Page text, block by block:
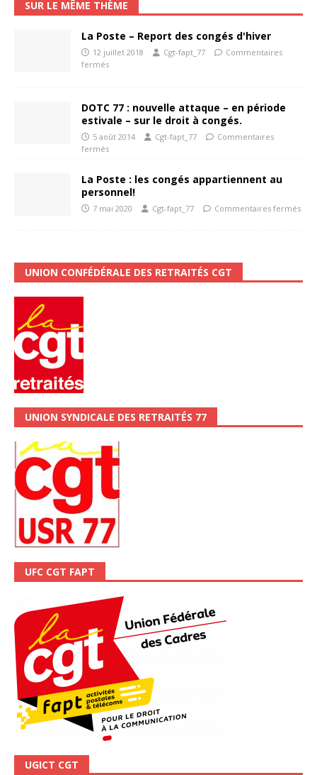
SUR LE MÊME THÈME
La Poste – Report des congés d'hiver
12 juillet 2018 Cgt-fapt_77
Commentaires
fermés
DOTC 77 : nouvelle attaque – en période
estivale – sur le droit à congés.
5 août 2014 Cgt-fapt_77
Commentaires
fermés
La Poste : les congés appartiennent au
personnel!
7 mai 2020 Cgt-fapt_77 Commentaires fermés
UNION CONFÉDÉRALE DES RETRAITÉS CGT
UNION SYNDICALE DES RETRAITÉS 77
UFC CGT FAPT
UGICT CGT